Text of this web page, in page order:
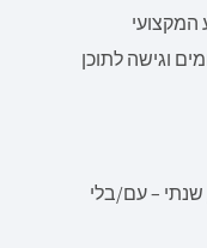
המקצועי
וגישה לתוכן
שנתי – עם/בלי